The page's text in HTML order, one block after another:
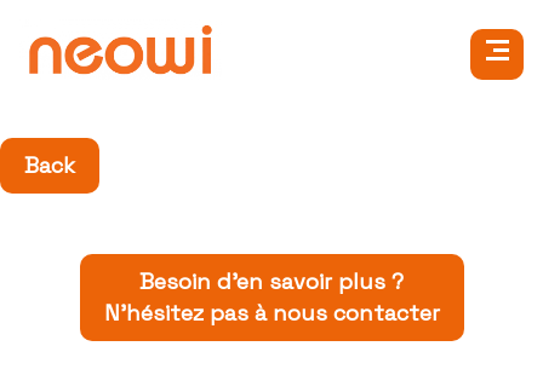
Back
Besoin d’en savoir plus ?
N’hésitez pas à nous contacter